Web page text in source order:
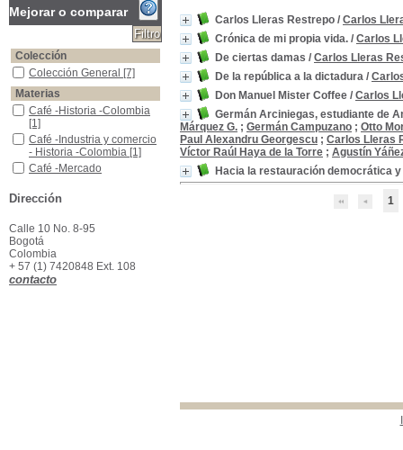
Carlos Lleras Restrepo / Carlos
Crónica de mi propia vida. / Carlos
De ciertas damas / Carlos Lleras
De la república a la dictadura /
Don Manuel Mister Coffee / Carlos
Germán Arciniegas, estudiante de
Márquez G. ; Germán Campuzano ; Otto
Paul Alexandru Georgescu ; Carlos Lleras
Víctor Raúl Haya de la Torre ; Agustín
Hacia la restauración democrática
1
Mejorar o comparar
Colección
Colección General
Colección General [7]
Materias
Café -Historia -Colombia
Café -Historia -Colombia
[1]
Café -Industria y comercio - Historia -Colombia
Café -Industria y comercio
- Historia -Colombia [1]
Café -Mercado internacional - Historia
Café -Mercado
Colombia -Aspectos políticos y sociales
Colombia -Aspectos
Colombia -Historia -1941-1954
Colombia -Historia -1941-
1954
Colombia -Política y gobierno -1941-1954
Colombia -Política y
gobierno -1941-1954
Colombia -Política y gobierno -1955-1963
Colombia -Política y
Dirección
Calle 10 No. 8-95
Bogotá
Colombia
+ 57 (1) 7420848 Ext. 108
contacto